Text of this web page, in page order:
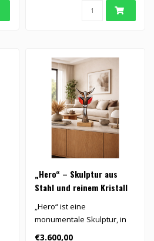
„Hero“ – Skulptur aus
Stahl und reinem Kristall
„Hero“ ist eine
monumentale Skulptur, in
der Stahl, reines Kristall und
€3.600,00